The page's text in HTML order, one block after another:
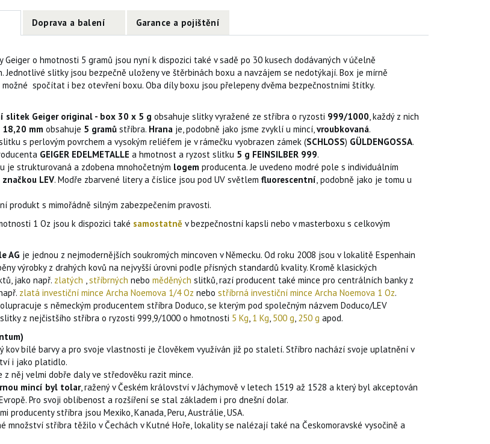
Doprava a balení Garance a pojištění
o hmotnosti 5 gramů jsou nyní k dispozici také v sadě po 30 kusech dodávaných v účelně
Jednotlivé slitky jsou bezpečně uloženy ve štěrbinách boxu a navzájem se nedotýkají. Box je mírně
spočítat i bez otevření boxu. Oba díly boxu jsou přelepeny dvěma bezpečnostními štítky.
slitek Geiger original - box 30 x 5 g obsahuje slitky vyražené ze stříbra o ryzosti 999/1000 , každý z nich
mm obsahuje 5 gramů stříbra. Hrana je, podobně jako jsme zvyklí u mincí, vroubkovaná.
s perlovým povrchem a vysokým reliéfem je v rámečku vyobrazen zámek (SCHLOSS) GÜLDENGOSSA.
GEIGER EDELMETALLE a hmotnost a ryzost slitku 5 g FEINSILBER 999.
je strukturovaná a zdobena mnohočetným logem producenta. Je uvedeno modré pole s individuálním
značkou LEV. Modře zbarvené litery a číslice jsou pod UV světlem fluorescentní podobně jako je tomu u
produkt s mimořádně silným zabezpečením pravosti.
1 Oz jsou k dispozici také samostatně v bezpečnostní kapsli nebo v masterboxu s celkovým
AG je jednou z nejmodernějších soukromých mincoven v Německu. Od roku 2008 jsou v lokalitě Espenhain
výrobky z drahých kovů na nejvyšší úrovni podle přísných standardů kvality. Kromě klasických
jako např. zlatých stříbrných nebo měděných slitků, razí producent také mince pro centrálních banky z
zlatá investiční mince Archa Noemova 1/4 Oz nebo stříbrná investiční mince Archa Noemova 1 Oz.
s německým producentem stříbra Doduco, se kterým pod společným názvem Doduco/LEV
z nejčistšího stříbra o ryzosti 999,9/1000 o hmotnosti 5 Kg 1 Kg 500 g 250 g apod.
kov bílé barvy a pro svoje vlastnosti je člověkem využíván již po staletí. Stříbro nachází svoje uplatnění v
i jako platidlo.
z něj velmi dobře daly ve středověku razit mince.
mincí byl tolar, ražený v Českém království v Jáchymově v letech 1519 až 1528 a který byl akceptován
Pro svoji oblíbenost a rozšíření se stal základem i pro dnešní dolar.
producenty stříbra jsou Mexiko, Kanada, Peru, Austrálie, USA.
množství stříbra těžilo v Čechách v Kutné Hoře, lokality se nalézají také na Českomoravské vysočině a